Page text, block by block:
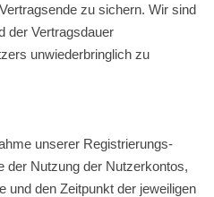
zu sichern. Wir sind
der Vertragsdauer
unwiederbringlich zu
unserer Registrierungs-
der Nutzung der Nutzerkontos,
und den Zeitpunkt der jeweiligen